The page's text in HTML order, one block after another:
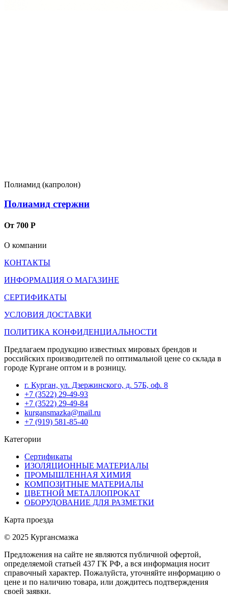
Полиамид (капролон)
Полиамид стержни
От 700 Р
О компании
КОНТАКТЫ
ИНФОРМАЦИЯ О МАГАЗИНЕ
СЕРТИФИКАТЫ
УСЛОВИЯ ДОСТАВКИ
ПОЛИТИКА КОНФИДЕНЦИАЛЬНОСТИ
Предлагаем продукцию известных мировых брендов и
российских производителей по оптимальной цене со склада в
городе Кургане оптом и в розницу.
г. Курган, ул. Дзержинского, д. 57Б, оф. 8
+7 (3522) 29-49-93
+7 (3522) 29-49-84
kurgansmazka@mail.ru
+7 (919) 581-85-40
Категории
Сертификаты
ИЗОЛЯЦИОННЫЕ МАТЕРИАЛЫ
ПРОМЫШЛЕННАЯ ХИМИЯ
КОМПОЗИТНЫЕ МАТЕРИАЛЫ
ЦВЕТНОЙ МЕТАЛЛОПРОКАТ
ОБОРУДОВАНИЕ ДЛЯ РАЗМЕТКИ
Карта проезда
© 2025 Кургансмазка
Предложения на сайте не являются публичной офертой,
определяемой статьей 437 ГК РФ, а вся информация носит
справочный характер. Пожалуйста, уточняйте информацию о
цене и по наличию товара, или дождитесь подтверждения
своей заявки.